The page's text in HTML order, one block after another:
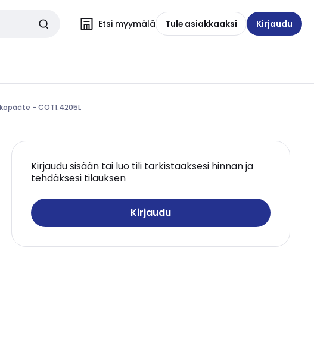
Etsi myymälä Tule asiakkaaksi Kirjaudu
- COT1.4205L
Kirjaudu sisään tai luo tili tarkistaaksesi hinnan ja
tehdäksesi tilauksen
Kirjaudu